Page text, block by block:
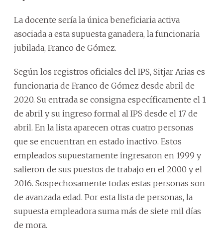
La docente sería la única beneficiaria activa
asociada a esta supuesta ganadera, la funcionaria
jubilada, Franco de Gómez.
Según los registros oficiales del IPS, Sitjar Arias es
funcionaria de Franco de Gómez desde abril de
2020. Su entrada se consigna específicamente el 1
de abril y su ingreso formal al IPS desde el 17 de
abril. En la lista aparecen otras cuatro personas
que se encuentran en estado inactivo. Estos
empleados supuestamente ingresaron en 1999 y
salieron de sus puestos de trabajo en el 2000 y el
2016. Sospechosamente todas estas personas son
de avanzada edad. Por esta lista de personas, la
supuesta empleadora suma más de siete mil días
de mora.